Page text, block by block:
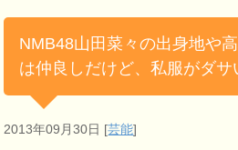
NMB48山田菜々の出身地や
は仲良しだけど、私服がダ
2013年09月30日 [芸能]